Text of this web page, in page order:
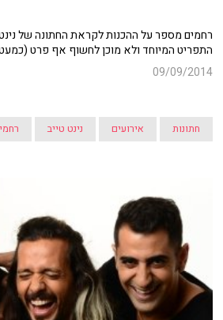
רחמים מספר על ההכנות לקראת החתונה של נינט
התפריט המיוחד ולא מוכן לחשוף אף פרט
09/09/2014
חתונות אירועים נינט טייב